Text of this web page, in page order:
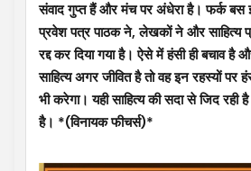
संवाद गुप्त हैं और मंच पर अंधेरा है। फर्क बस
प्रवेश पत्र पाठक ने, लेखकों ने और साहित्य
रद्द कर दिया गया है। ऐसे में हंसी ही बचाव है
साहित्य अगर जीवित है तो वह इन रहस्यों पर
भी करेगा। यही साहित्य की सदा से जिद रही
है। *(विनायक फीचर्स)*